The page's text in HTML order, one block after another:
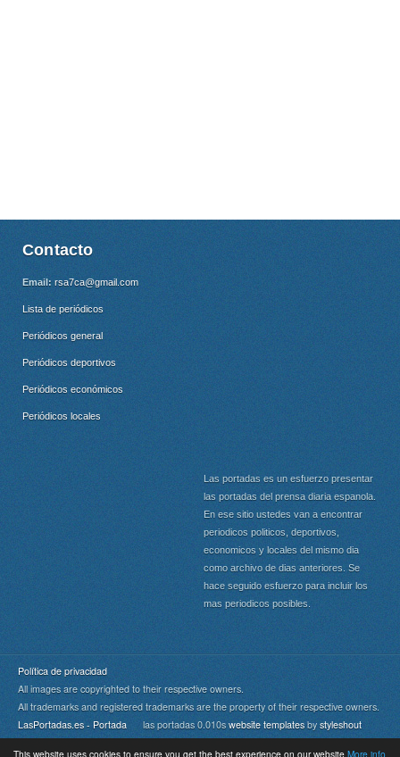
This website uses cookies to ensure you get the best experience on our website More info
Contacto
Email: rsa7ca@gmail.com
Lista de periódicos
Periódicos general
Periódicos deportivos
Periódicos económicos
Periódicos locales
Las portadas es un esfuerzo presentar
las portadas del prensa diaria espanola.
En ese sitio ustedes van a encontrar
periodicos politicos, deportivos,
economicos y locales del mismo dia
como archivo de dias anteriores. Se
hace seguido esfuerzo para incluir los
mas periodicos posibles.
Política de privacidad
All images are copyrighted to their respective owners.
All trademarks and registered trademarks are the property of their respective owners.
LasPortadas.es - Portada las portadas 0.010s website templates by styleshout